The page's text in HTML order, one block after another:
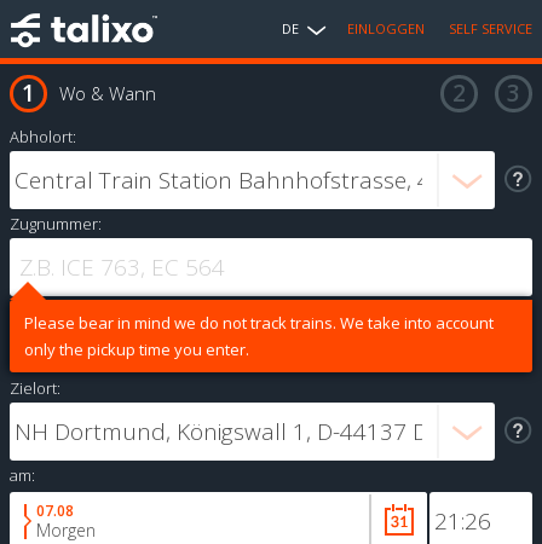
DE EINLOGGEN SELF SERVICE
Wo & Wann
Abholort:
Zugnummer:
Please bear in mind we do not track trains. We take into account
only the pickup time you enter.
Zielort:
am:
07.08
Morgen